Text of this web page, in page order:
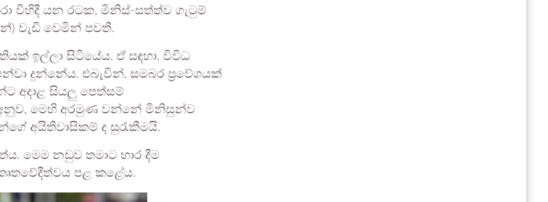
විහිදී යන රටක, මිනිස්-සත්ත්ව ගැටුම්
වැඩි වෙමින් පවතී.
ඉල්ලා සිටියේය. ඒ සඳහා, විවිධ
දුන්නේය. එබැවින්, සමබර ප්‍රවේශයක්
අදාළ සියලු පෙත්සම්
මෙහි අරමුණ වන්නේ මිනිසුන්ව
අයිතිවාසිකම් ද සුරැකීමයි.
මෙම නඩුව තමාට භාර දීම
පළ කළේය.